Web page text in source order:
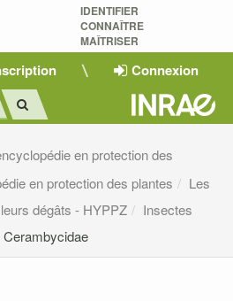
IDENTIFIER
CONNAÎTRE
MAÎTRISER
Connexion
en protection des
en protection des plantes
Les
dégâts - HYPPZ
Insectes
Cerambycidae